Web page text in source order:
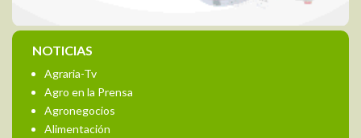
NOTICIAS
Agraria-Tv
Agro en la Prensa
Agronegocios
Alimentación